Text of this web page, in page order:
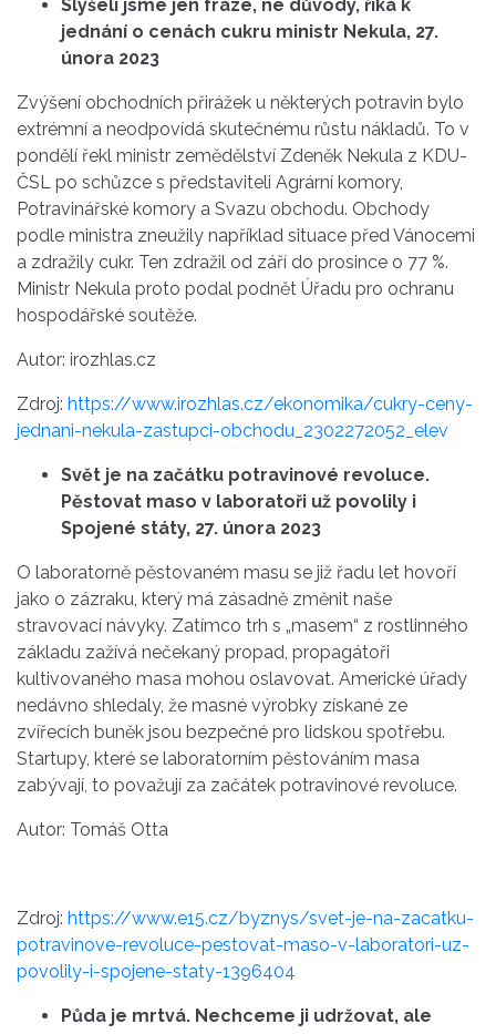
Slyšeli jsme jen fráze, ne důvody, říká k
jednání o cenách cukru ministr Nekula, 27.
února 2023
Zvýšení obchodních přirážek u některých potravin bylo
extrémní a neodpovídá skutečnému růstu nákladů. To v
pondělí řekl ministr zemědělství Zdeněk Nekula z KDU-
ČSL po schůzce s představiteli Agrární komory,
Potravinářské komory a Svazu obchodu. Obchody
podle ministra zneužily například situace před Vánocemi
a zdražily cukr. Ten zdražil od září do prosince o 77 %.
Ministr Nekula proto podal podnět Úřadu pro ochranu
hospodářské soutěže.
Autor: irozhlas.cz
Zdroj: https://www.irozhlas.cz/ekonomika/cukry-ceny-
jednani-nekula-zastupci-obchodu_2302272052_elev
Svět je na začátku potravinové revoluce.
Pěstovat maso v laboratoři už povolily i
Spojené státy, 27. února 2023
O laboratorně pěstovaném masu se již řadu let hovoří
jako o zázraku, který má zásadně změnit naše
stravovací návyky. Zatímco trh s „masem“ z rostlinného
základu zažívá nečekaný propad, propagátoři
kultivovaného masa mohou oslavovat. Americké úřady
nedávno shledaly, že masné výrobky získané ze
zvířecích buněk jsou bezpečné pro lidskou spotřebu.
Startupy, které se laboratorním pěstováním masa
zabývají, to považují za začátek potravinové revoluce.
Autor: Tomáš Otta
Zdroj: https://www.e15.cz/byznys/svet-je-na-zacatku-
potravinove-revoluce-pestovat-maso-v-laboratori-uz-
povolily-i-spojene-staty-1396404
Půda je mrtvá. Nechceme ji udržovat, ale